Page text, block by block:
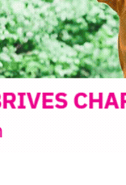
à capturer